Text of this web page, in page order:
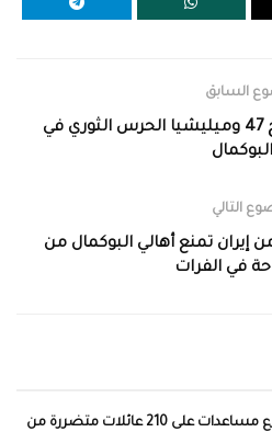
السابق
خلاف بين ميليشيا الفوج 47 وميليشيا الحرس الثوري في
البوكمال
التالي
إيران تمنع أهالي البوكمال من
في الفرات
الهلال الأحمر يوزع مساعدات على 210 عائلات متضررة من